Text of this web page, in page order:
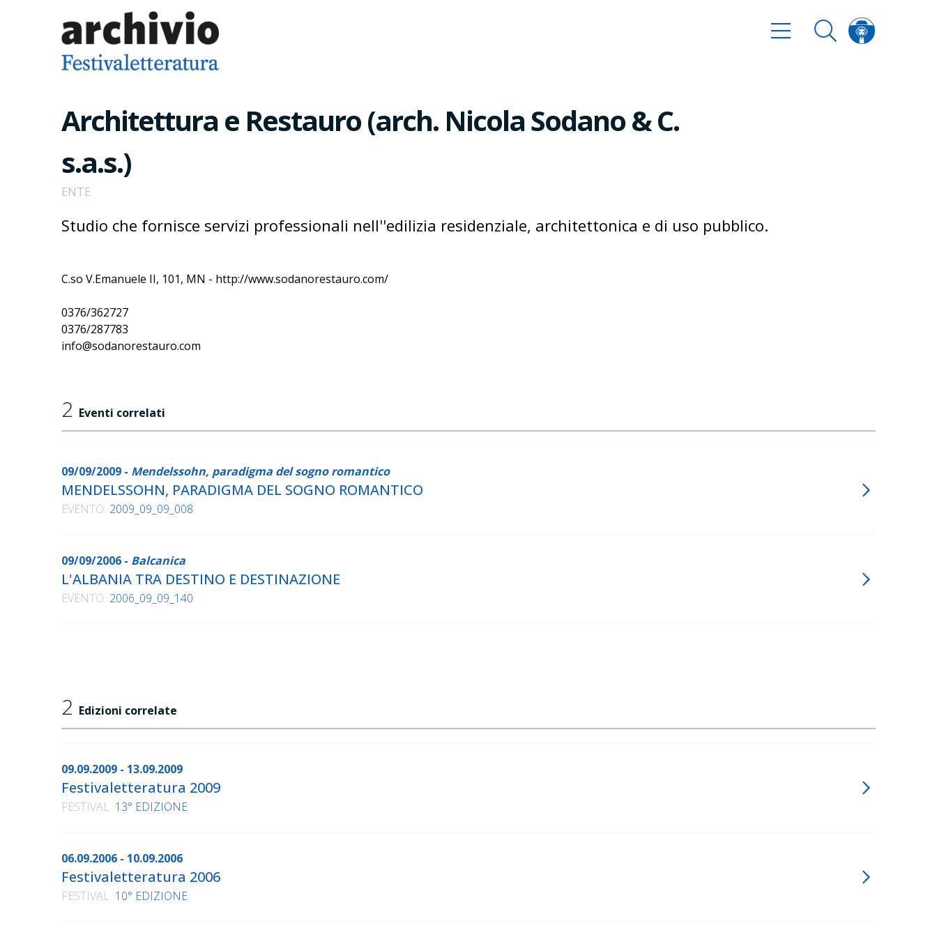
Architettura e Restauro (arch. Nicola Sodano & C.
s.a.s.)
ENTE
Studio che fornisce servizi professionali nell''edilizia residenziale, architettonica e di uso pubblico.
C.so V.Emanuele II, 101, MN - http://www.sodanorestauro.com/
0376/362727
0376/287783
info@sodanorestauro.com
2 Eventi correlati
09/09/2009 - Mendelssohn, paradigma del sogno romantico
MENDELSSOHN, PARADIGMA DEL SOGNO ROMANTICO
EVENTO 2009_09_09_008
09/09/2006 - Balcanica
L'ALBANIA TRA DESTINO E DESTINAZIONE
EVENTO 2006_09_09_140
2 Edizioni correlate
09.09.2009 - 13.09.2009
Festivaletteratura 2009
FESTIVAL 13° EDIZIONE
06.09.2006 - 10.09.2006
Festivaletteratura 2006
FESTIVAL 10° EDIZIONE